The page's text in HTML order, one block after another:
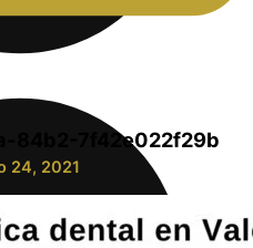
84b2-7f42e022f29b
24, 2021